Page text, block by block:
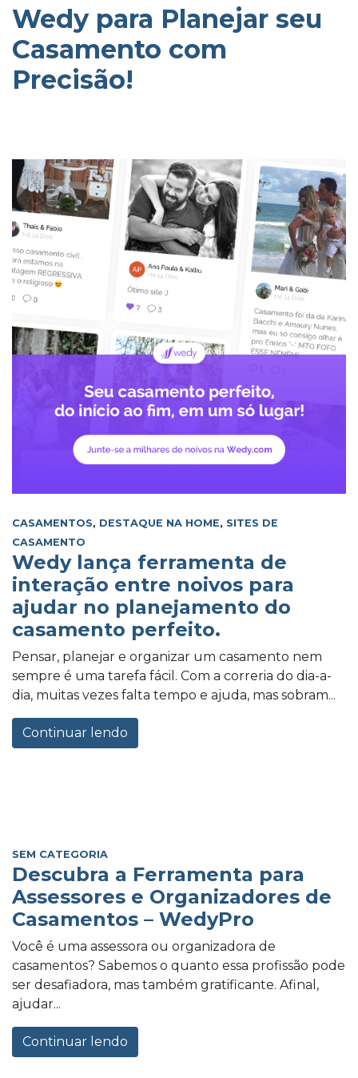
Wedy para Planejar seu
Casamento com
Precisão!
CASAMENTOS, DESTAQUE NA HOME, SITES DE
CASAMENTO
Wedy lança ferramenta de
interação entre noivos para
ajudar no planejamento do
casamento perfeito.
Pensar, planejar e organizar um casamento nem
sempre é uma tarefa fácil. Com a correria do dia-a-
dia, muitas vezes falta tempo e ajuda, mas sobram...
Continuar lendo
SEM CATEGORIA
Descubra a Ferramenta para
Assessores e Organizadores de
Casamentos – WedyPro
Você é uma assessora ou organizadora de
casamentos? Sabemos o quanto essa profissão pode
ser desafiadora, mas também gratificante. Afinal,
ajudar...
Continuar lendo